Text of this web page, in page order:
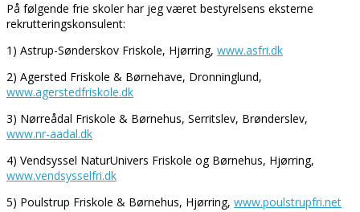
På følgende frie skoler har jeg været bestyrelsens eksterne
rekrutteringskonsulent:
1) Astrup-Sønderskov Friskole, Hjørring, www.asfri.dk
2) Agersted Friskole & Børnehave, Dronninglund,
www.agerstedfriskole.dk
3) Nørreådal Friskole & Børnehus, Serritslev, Brønderslev,
www.nr-aadal.dk
4) Vendsyssel NaturUnivers Friskole og Børnehus, Hjørring,
www.vendsysselfri.dk
5) Poulstrup Friskole & Børnehus, Hjørring, www.poulstrupfri.net